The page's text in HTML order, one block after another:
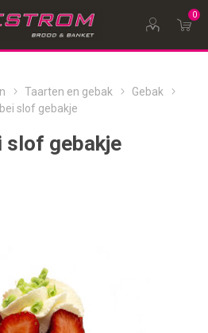
0
Taarten en gebak
Gebak
slof gebakje
slof gebakje